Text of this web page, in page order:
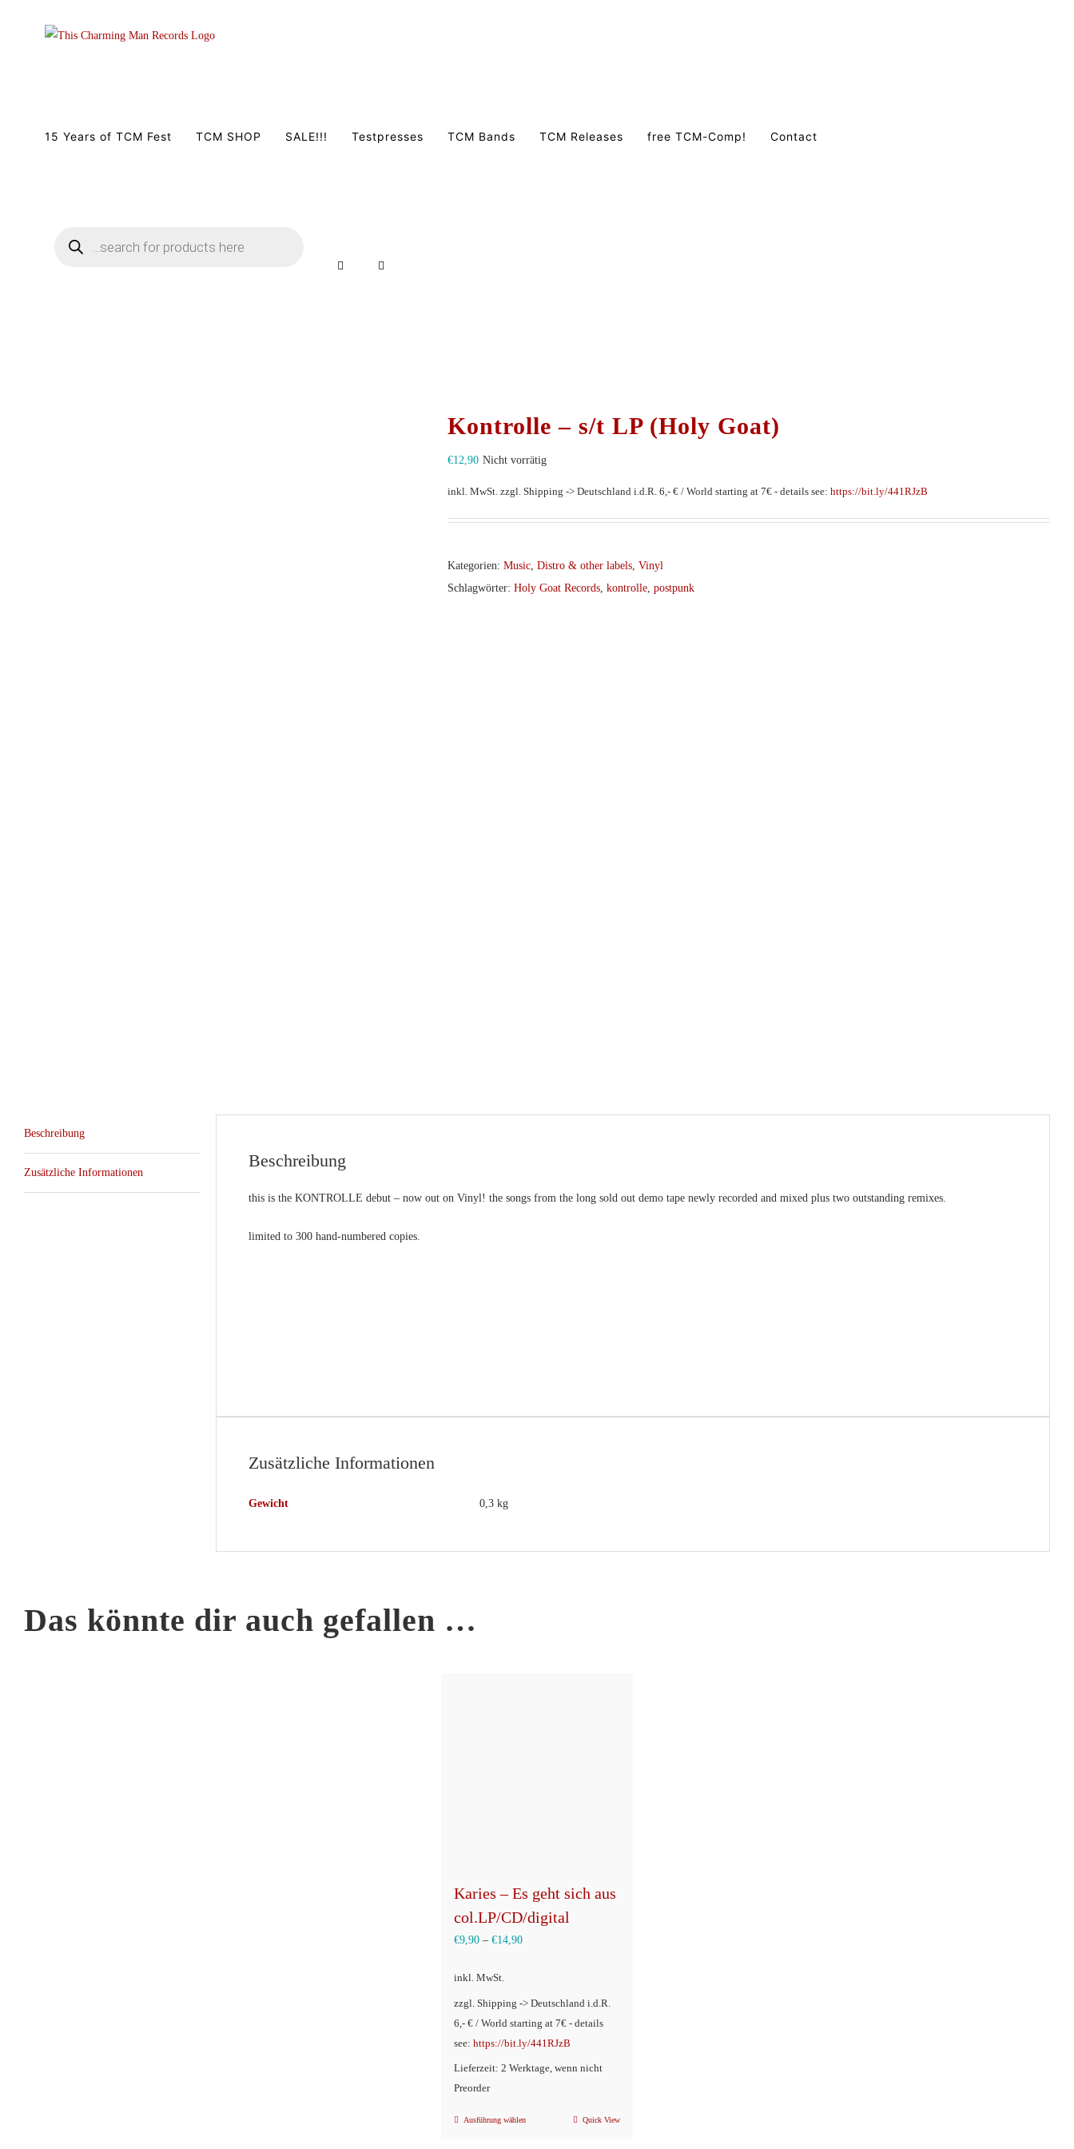
15 Years of TCM Fest TCM SHOP SALE!!! Testpresses TCM Bands TCM Releases free TCM-Comp! Contact
search
Kontrolle – s/t LP (Holy Goat)
€12,90 Nicht vorrätig
inkl. MwSt. zzgl. Shipping -> Deutschland i.d.R. 6,- € / World starting at 7€ - details see: https://bit.ly/441RJzB
Kategorien: Music Distro & other labels Vinyl
Schlagwörter: Holy Goat Records kontrolle postpunk
Beschreibung
Zusätzliche Informationen
Beschreibung
this is the KONTROLLE debut – now out on Vinyl! the songs from the long sold out demo tape newly recorded and mixed plus two outstanding remixes.
limited to 300 hand-numbered copies.
Zusätzliche Informationen
Gewicht 0,3 kg
Das könnte dir auch gefallen …
Karies – Es geht sich aus
col.LP/CD/digital
€9,90– €14,90
inkl. MwSt.
zzgl. Shipping -> Deutschland i.d.R.
6,- € / World starting at 7€ - details
see: https://bit.ly/441RJzB
Lieferzeit: 2 Werktage, wenn nicht
Preorder
Ausführung wählenDieses
Quick View